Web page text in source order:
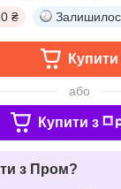
₴
Купити
або
Купити з
з Пром?